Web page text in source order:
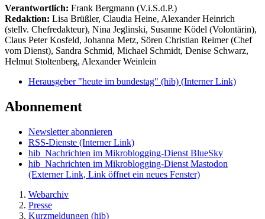
Verantwortlich: Frank Bergmann (V.i.S.d.P.)
Redaktion: Lisa Brüßler, Claudia Heine, Alexander Heinrich
(stellv. Chefredakteur), Nina Jeglinski, Susanne Ködel (Volontärin),
Claus Peter Kosfeld, Johanna Metz, Sören Christian Reimer (Chef
vom Dienst), Sandra Schmid, Michael Schmidt, Denise Schwarz,
Helmut Stoltenberg, Alexander Weinlein
Herausgeber "heute im bundestag" (hib) (Interner Link)
Abonnement
Newsletter abonnieren
RSS-Dienste (Interner Link)
hib_Nachrichten im Mikroblogging-Dienst BlueSky
hib_Nachrichten im Mikroblogging-Dienst Mastodon
(Externer Link, Link öffnet ein neues Fenster)
Webarchiv
Presse
Kurzmeldungen (hib)